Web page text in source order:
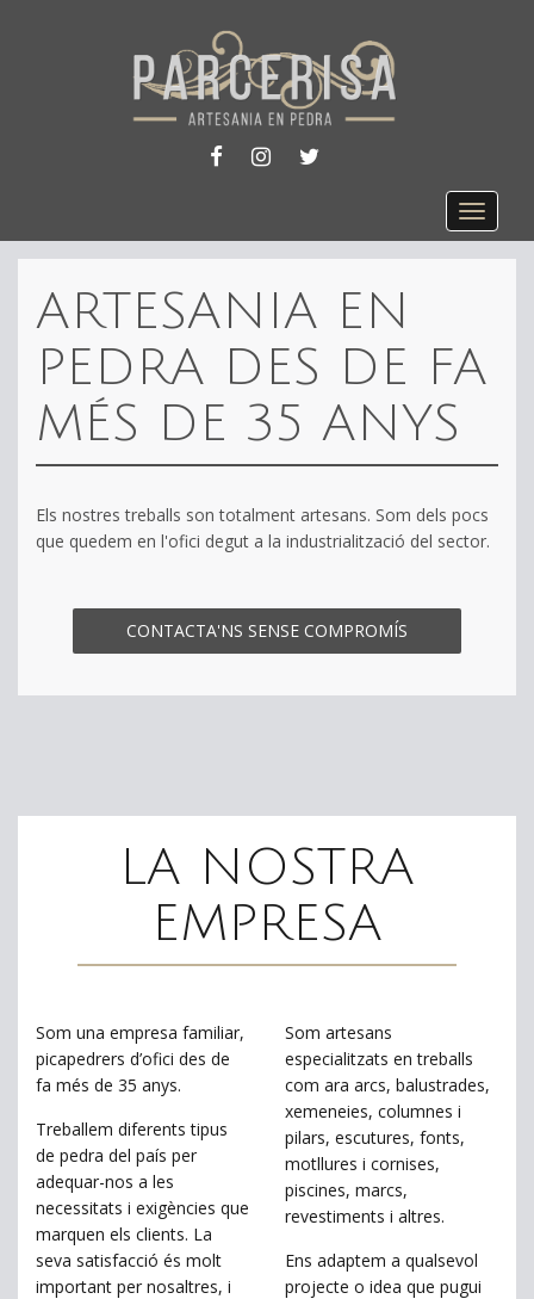
FACEBOOKINSTAGRAM
TWITTER
Toggle
ARTESANIA EN
PEDRA DES DE FA
MÉS DE 35 ANYS
Els nostres treballs son totalment artesans. Som dels pocs
que quedem en l'ofici degut a la industrialització del sector.
CONTACTA'NS SENSE COMPROMÍS
LA NOSTRA
EMPRESA
Som una empresa familiar,
picapedrers d’ofici des de
fa més de 35 anys.
Treballem diferents tipus
de pedra del país per
adequar-nos a les
necessitats i exigències que
marquen els clients. La
seva satisfacció és molt
important per nosaltres, i
Som artesans
especialitzats en treballs
com ara arcs, balustrades,
xemeneies, columnes i
pilars, escutures, fonts,
motllures i cornises,
piscines, marcs,
revestiments i altres.
Ens adaptem a qualsevol
projecte o idea que pugui